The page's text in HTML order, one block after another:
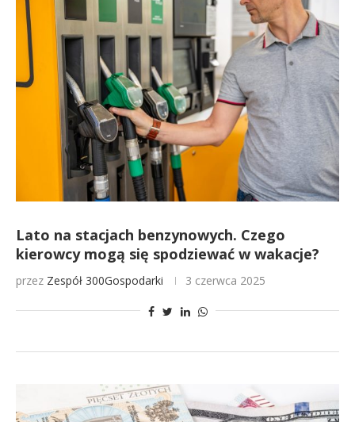
Lato na stacjach benzynowych. Czego
kierowcy mogą się spodziewać w wakacje?
przez Zespół 300Gospodarki 3 czerwca 2025